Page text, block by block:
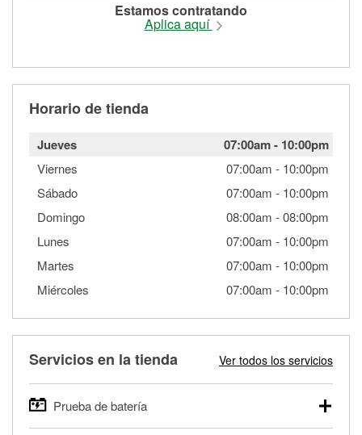
Estamos contratando
Aplica aquí
Horario de tienda
Jueves 07:00am- 10:00pm
Viernes 07:00am - 10:00pm
Sábado
07:00am - 10:00pm
Domingo
08:00am -08:00pm
Lunes
07:00am - 10:00pm
Martes
07:00am - 10:00pm
Miércoles
07:00am - 10:00pm
Servicios en la tienda Ver todos los servicios
Prueba de batería